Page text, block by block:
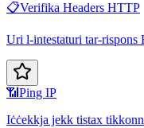
📋Verifika Headers HTTP
Uri l-intestaturi tar-rispons
📶 Ping IP
Iċċekkja jekk tistax